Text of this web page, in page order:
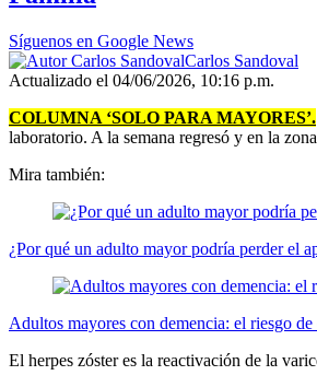
Síguenos en Google News
Carlos Sandoval
Actualizado el 04/06/2026, 10:16 p.m.
COLUMNA ‘SOLO PARA MAYORES’.
laboratorio. A la semana regresó y en la
Mira también:
¿Por qué un adulto mayor podría perder el
Adultos mayores con demencia: el riesgo
El herpes zóster es la reactivación de la